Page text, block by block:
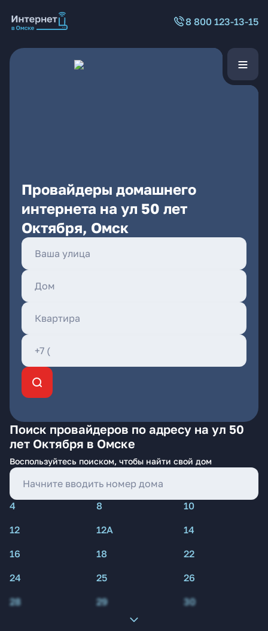
8 800 123-13-15
Провайдеры домашнего
интернета на ул 50 лет
Октября, Омск
Поиск провайдеров по адресу на ул 50
лет Октября в Омске
Воспользуйтесь поиском, чтобы найти свой дом
4 8
10
12
12А
14
16
18
22
24
25
26
28
29 30